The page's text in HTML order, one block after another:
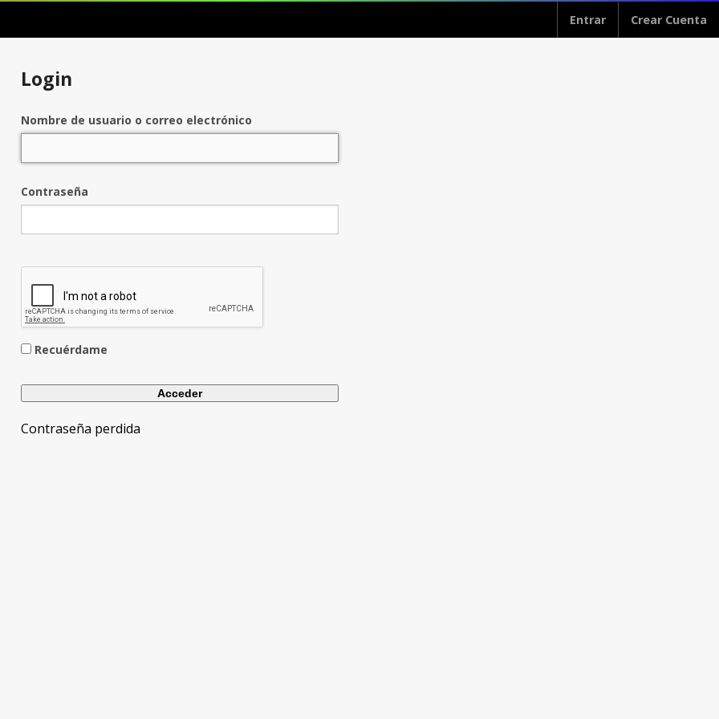
Entrar Crear Cuenta
Login
Nombre de usuario o correo electrónico
Contraseña
Recuérdame
Contraseña perdida